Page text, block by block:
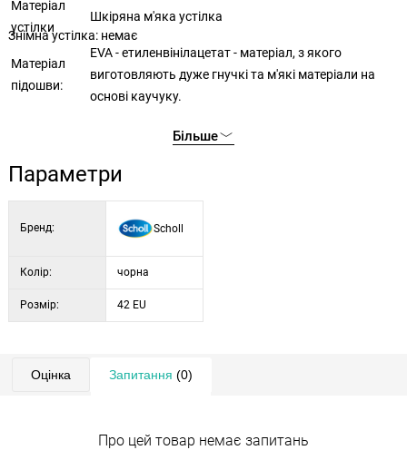
Знімна устілка: немає
Матеріал
устілки
Шкіряна м'яка устілка
Матеріал
підошви:
EVA - етиленвінілацетат - матеріал, з якого
виготовляють дуже гнучкі та м'які матеріали на
основі каучуку.
Більше
Параметри
Бренд: Scholl
Колір: чорна
Розмір: 42 EU
Оцінка Запитання (0)
Про цей товар немає запитань